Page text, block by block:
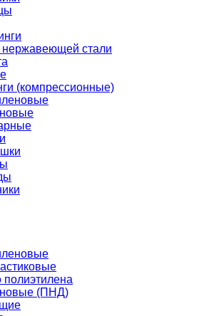
нержавеющей стали
(компрессионные)
полиэтилена
(ПНД)